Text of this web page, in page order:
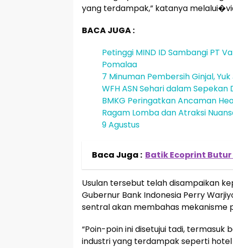
yang terdampak,” katanya
BACA JUGA :
Petinggi MIND ID Sambangi PT
Pomalaa
7 Minuman Pembersih Ginjal,
WFH ASN Sehari dalam
BMKG Peringatkan Ancaman
Ragam Lomba dan Atraksi
9 Agustus
Baca Juga : Batik Ecoprint Butur
Usulan tersebut telah disampaikan
Gubernur Bank Indonesia Perry
sentral akan membahas mekanisme
“Poin-poin ini disetujui tadi,
industri yang terdampak seperti